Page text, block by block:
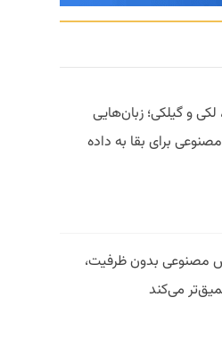
لکی و گیلکی؛ زبان‌هایی
برای بقا به داده
مصنوعی بدون ظرفیت،
می‌کند